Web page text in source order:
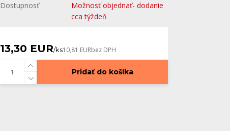
Dostupnosť
Možnosť objednať- dodanie
cca týždeň
13,30 EUR/ks10,81 EURbez DPH
Pridať do košíka